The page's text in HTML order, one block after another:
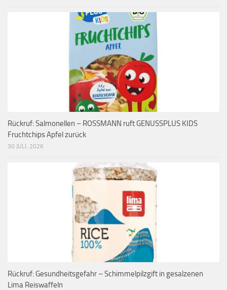
Rückruf: Salmonellen – ROSSMANN ruft GENUSSPLUS KIDS
Fruchtchips Apfel zurück
30 JULI, 2026
Rückruf: Gesundheitsgefahr – Schimmelpilzgift in gesalzenen
Lima Reiswaffeln